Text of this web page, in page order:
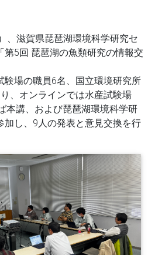
、滋賀県琵琶湖環境科学研究セ
第5回 琵琶湖の魚類研究の情報交
場の職員6名、国立環境研究所
、オンラインでは水産試験場
本講、および琵琶湖環境科学研
加し、9人の発表と意見交換を行